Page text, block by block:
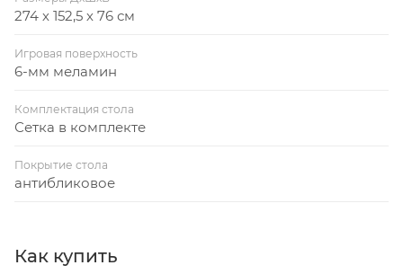
274 х 152,5 х 76 см
Игровая поверхность
6-мм меламин
Комплектация стола
Сетка в комплекте
Покрытие стола
антибликовое
Как купить